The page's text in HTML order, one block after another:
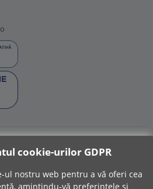
sociale:
cookie-urilor GDPR
ul nostru web pentru a vă oferi cea
amintindu-vă preferințele și